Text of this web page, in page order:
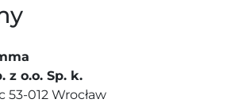
z o.o. Sp. k.
53-012 Wrocław